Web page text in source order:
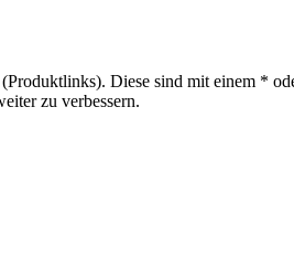
Diese sind mit einem *
zu verbessern.